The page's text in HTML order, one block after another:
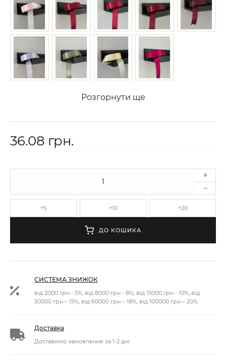
Розгорнути ще
36.08 грн.
+5 +10 +20
ДО КОШИКА
СИСТЕМА ЗНИЖОК
від 2000 грн - 5%, від 8000 грн - 8%, від 15000 грн - 10%, від
30000 грн – 15%, від 60000 грн – 18%, від 100000 грн – 20%
Доставка
Доставимо замовлення за 1-2 дні